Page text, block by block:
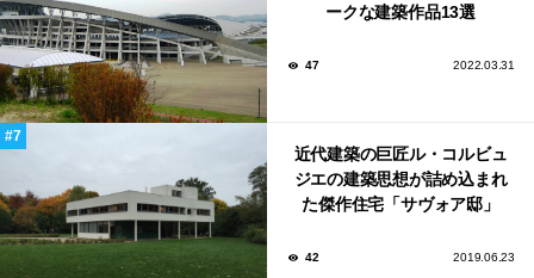
ークな建築作品13選
47 2022.03.31
近代建築の巨匠ル・コルビュ
ジエの建築思想が詰め込まれ
た傑作住宅「サヴォア邸」
42 2019.06.23